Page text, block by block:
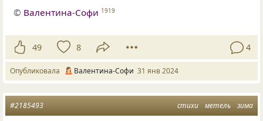
© Валентина-Софи 1919
49 8 4
Опубликовала Валентина-Софи 31 янв 2024
стихи метель зима
#2185493